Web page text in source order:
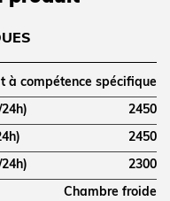
à compétence spécifique
2450
2450
2300
Chambre froide